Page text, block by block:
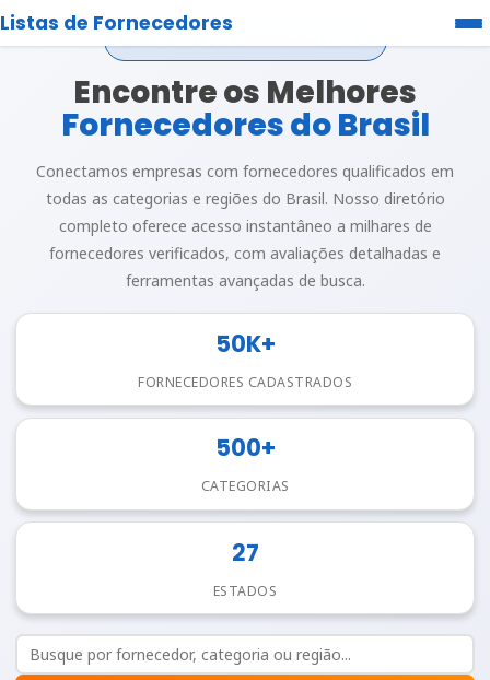
Listas de Fornecedores
Encontre os Melhores
Fornecedores do Brasil
Conectamos empresas com fornecedores qualificados em
todas as categorias e regiões do Brasil. Nosso diretório
completo oferece acesso instantâneo a milhares de
fornecedores verificados, com avaliações detalhadas e
ferramentas avançadas de busca.
50K+
FORNECEDORES CADASTRADOS
500+
CATEGORIAS
27
ESTADOS